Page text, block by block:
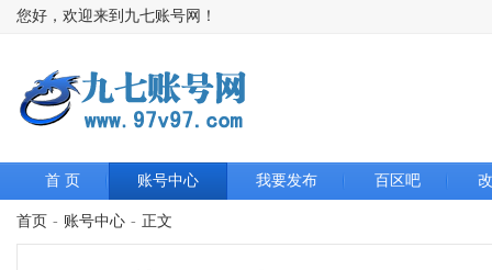
您好，欢迎来到九七账号网！
首 页 账号中心 我要发布 百区吧
首页 - 账号中心 - 正文